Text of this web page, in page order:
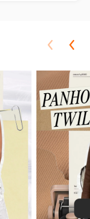
ANTISOLAR
ATENAS